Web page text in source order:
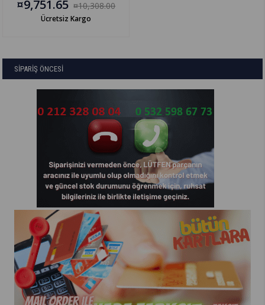
¤9,751.65 ¤10,308.00
Ücretsiz Kargo
SİPARİŞ ÖNCESİ